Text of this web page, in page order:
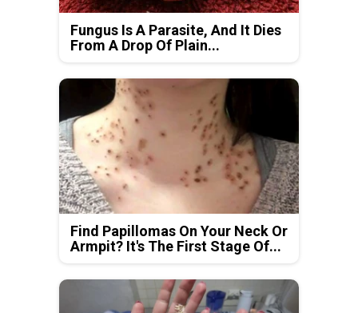
Fungus Is A Parasite, And It Dies
From A Drop Of Plain...
Find Papillomas On Your Neck Or
Armpit? It's The First Stage Of...